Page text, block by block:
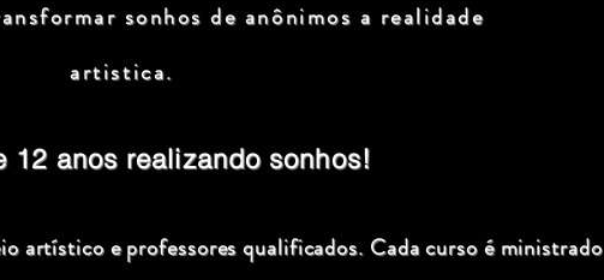
sonhos de anônimos a realidade
artistica.
12 anos realizando sonhos!
artístico e professores qualificados. Cada curso é ministrado